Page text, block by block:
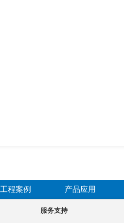
工程案例 产品应用
服务支持